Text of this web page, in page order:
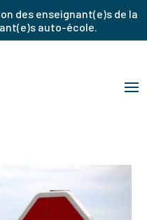
des enseignant(e)s de la
auto-école.